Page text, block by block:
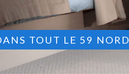
TOUT LE 59 NORD